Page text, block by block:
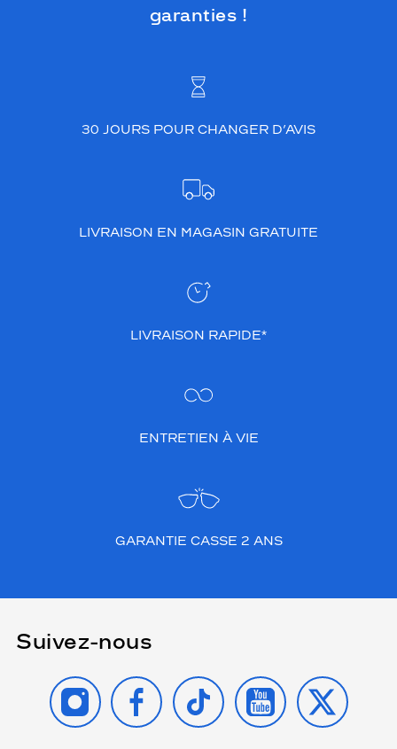
garanties !
30 JOURS POUR CHANGER D’AVIS
LIVRAISON EN MAGASIN GRATUITE
LIVRAISON RAPIDE*
ENTRETIEN À VIE
GARANTIE CASSE 2 ANS
Suivez-nous
INSTAGRAMFACEBOOK
TIKTOK YOUTUBE
X